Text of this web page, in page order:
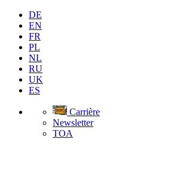
DE
EN
FR
PL
NL
RU
UK
ES
Carrière
Newsletter
TOA